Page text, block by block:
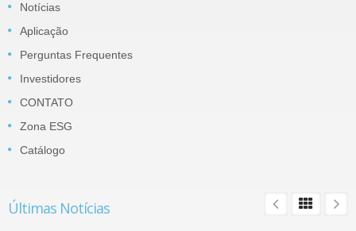
Notícias
Aplicação
Perguntas Frequentes
Investidores
CONTATO
Zona ESG
Catálogo
Últimas Notícias